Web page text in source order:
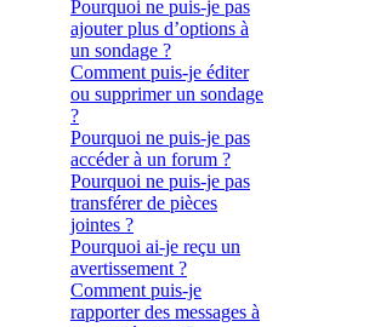
Pourquoi ne puis-je pas
ajouter plus d’options à
un sondage ?
Comment puis-je éditer
ou supprimer un sondage
?
Pourquoi ne puis-je pas
accéder à un forum ?
Pourquoi ne puis-je pas
transférer de pièces
jointes ?
Pourquoi ai-je reçu un
avertissement ?
Comment puis-je
rapporter des messages à